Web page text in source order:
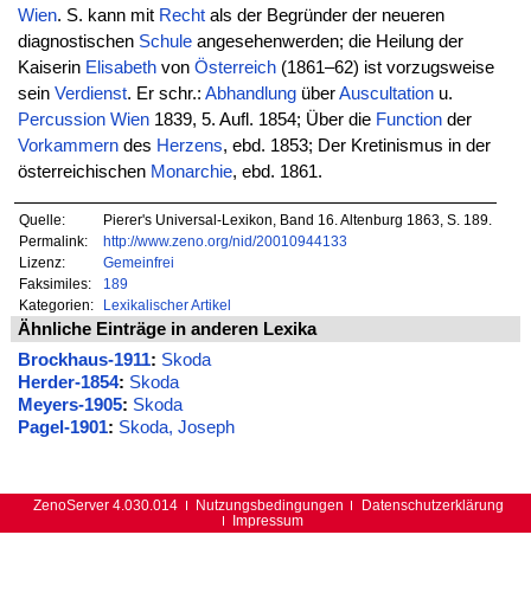
Wien. S. kann mit Rechtals der Begründer der neueren
diagnostischen Schuleangesehenwerden; die Heilung der
Kaiserin Elisabethvon Österreich(1861–62) ist vorzugsweise
sein Verdienst. Er schr.: AbhandlungüberAuscultationu.
Percussion Wien1839, 5. Aufl. 1854; Über die Functionder
Vorkammerndes Herzens, ebd. 1853; Der Kretinismus in der
österreichischen Monarchie, ebd. 1861.
Quelle:
Pierer's Universal-Lexikon, Band 16. Altenburg 1863, S. 189.
Permalink:
http://www.zeno.org/nid/20010944133
Lizenz:
Gemeinfrei
Faksimiles:
189
Kategorien:
Lexikalischer Artikel
Ähnliche Einträge in anderen Lexika
Brockhaus-1911: Skoda
Herder-1854: Skoda
Meyers-1905: Skoda
Pagel-1901: Skoda, Joseph
ZenoServer 4.030.014 Nutzungsbedingungen
Datenschutzerklärung
Impressum